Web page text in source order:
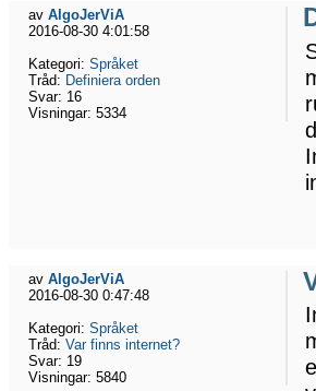
av AlgoJerViA
2016-08-30 4:01:58
Kategori: Språket
Tråd: Definiera orden
Svar: 16
Visningar: 5334
av AlgoJerViA
2016-08-30 0:47:48
Kategori: Språket
Tråd: Var finns internet?
Svar: 19
Visningar: 5840